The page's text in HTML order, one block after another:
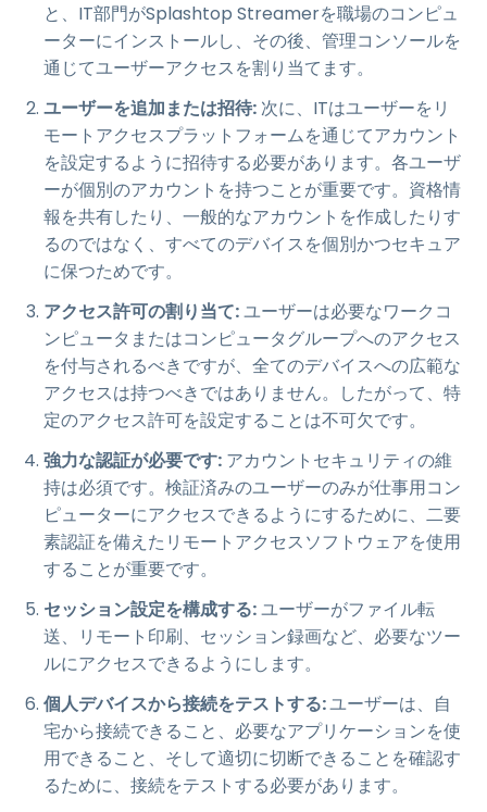
と、IT部門がSplashtop Streamerを職場のコンピュ
ーターにインストールし、その後、管理コンソールを
通じてユーザーアクセスを割り当てます。
ユーザーを追加または招待:次に、ITはユーザーをリ
モートアクセスプラットフォームを通じてアカウント
を設定するように招待する必要があります。各ユーザ
ーが個別のアカウントを持つことが重要です。資格情
報を共有したり、一般的なアカウントを作成したりす
るのではなく、すべてのデバイスを個別かつセキュア
に保つためです。
アクセス許可の割り当て:ユーザーは必要なワークコ
ンピュータまたはコンピュータグループへのアクセス
を付与されるべきですが、全てのデバイスへの広範な
アクセスは持つべきではありません。したがって、特
定のアクセス許可を設定することは不可欠です。
強力な認証が必要です: アカウントセキュリティの維
持は必須です。検証済みのユーザーのみが仕事用コン
ピューターにアクセスできるようにするために、二要
素認証を備えたリモートアクセスソフトウェアを使用
することが重要です。
セッション設定を構成する:ユーザーがファイル転
送、リモート印刷、セッション録画など、必要なツー
ルにアクセスできるようにします。
個人デバイスから接続をテストする:ユーザーは、自
宅から接続できること、必要なアプリケーションを使
用できること、そして適切に切断できることを確認す
るために、接続をテストする必要があります。